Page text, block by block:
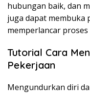
hubungan baik, dan
juga dapat membuka
memperlancar
Tutorial Cara
Pekerjaan
Mengundurkan diri